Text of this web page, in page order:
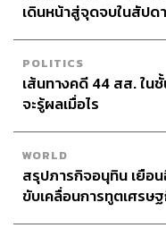
รัชกาลที่ 9)
วันจันทร์ที่ 14 ตุลา
สวรรคต
เดินหน้าสู่จุดจบในสัปด
POLITICS
เส้นทางคดี 44 สส. ใน
จะรู้ผลเมื่อไร
WORLD
สรุปภารกิจอนุทิน เยือ
ขับเคลื่อนการทูตเศรษ